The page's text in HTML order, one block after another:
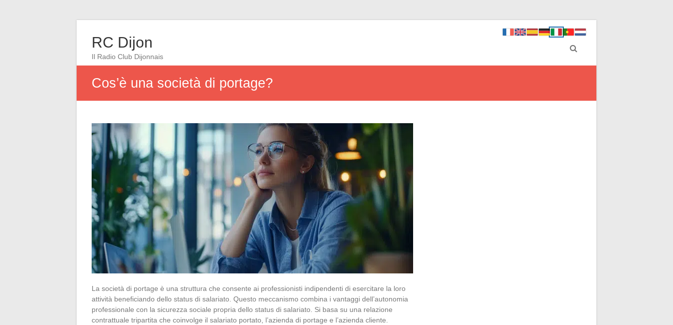
RC Dijon
Il Radio Club Dijonnais
Cos’è una società di portage?
La società di portage è una struttura che consente ai professionisti indipendenti di esercitare la loro
attività beneficiando dello status di salariato. Questo meccanismo combina i vantaggi dell’autonomia
professionale con la sicurezza sociale propria dello status di salariato. Si basa su una relazione
contrattuale tripartita che coinvolge il salariato portato, l’azienda di portage e l’azienda cliente.